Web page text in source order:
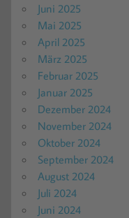
Juni 2025
Mai 2025
April 2025
März 2025
Februar 2025
Januar 2025
Dezember 2024
November 2024
Oktober 2024
September 2024
August 2024
Juli 2024
Juni 2024